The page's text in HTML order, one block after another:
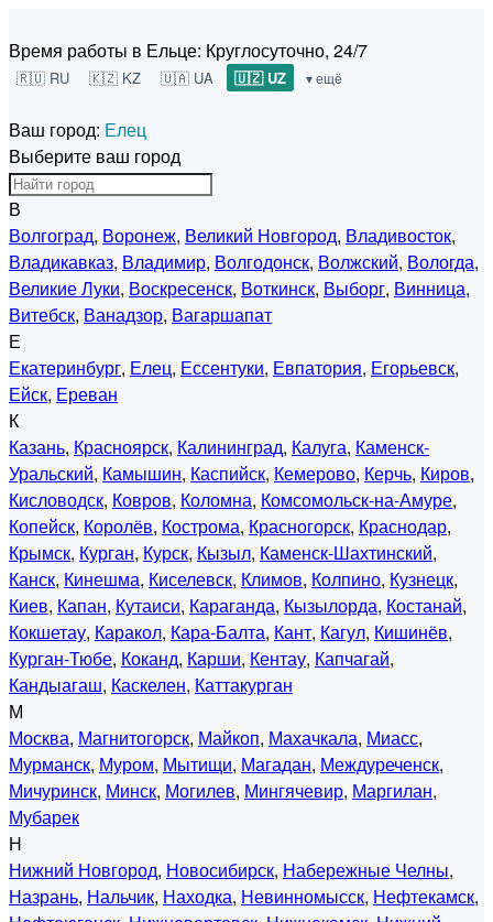
Время работы в Ельце: Круглосуточно, 24/7
🇷🇺 RU 🇰🇿 KZ 🇺🇦 UA 🇺🇿 UZ ▾ ещё
Ваш город: Елец
Выберите ваш город
В
Волгоград, Воронеж, Великий Новгород, Владивосток,
Владикавказ, Владимир, Волгодонск, Волжский, Вологда,
Великие Луки, Воскресенск, Воткинск, Выборг, Винница,
Витебск, Ванадзор, Вагаршапат
Е
Екатеринбург, Елец, Ессентуки, Евпатория, Егорьевск,
Ейск, Ереван
К
Казань, Красноярск, Калининград, Калуга, Каменск-
Уральский, Камышин, Каспийск, Кемерово, Керчь, Киров,
Кисловодск, Ковров, Коломна, Комсомольск-на-Амуре,
Копейск, Королёв, Кострома, Красногорск, Краснодар,
Крымск, Курган, Курск, Кызыл, Каменск-Шахтинский,
Канск, Кинешма, Киселевск, Климов, Колпино, Кузнецк,
Киев, Капан, Кутаиси, Караганда, Кызылорда, Костанай,
Кокшетау, Каракол, Кара-Балта, Кант, Кагул, Кишинёв,
Курган-Тюбе, Коканд, Карши, Кентау, Капчагай,
Кандыагаш, Каскелен, Каттакурган
М
Москва, Магнитогорск, Майкоп, Махачкала, Миасс,
Мурманск, Муром, Мытищи, Магадан, Междуреченск,
Мичуринск, Минск, Могилев, Мингячевир, Маргилан,
Мубарек
Н
Нижний Новгород, Новосибирск, Набережные Челны,
Назрань, Нальчик, Находка, Невинномысск, Нефтекамск,